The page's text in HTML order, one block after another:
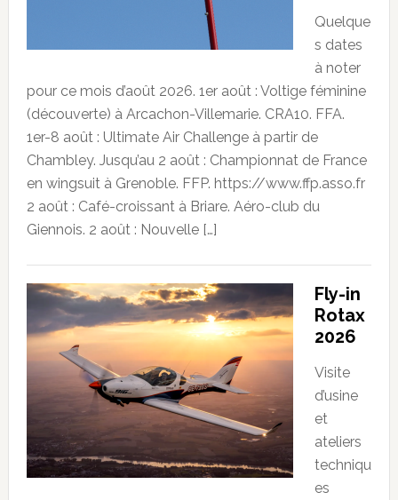
Quelque
s dates
à noter
pour ce mois d’août 2026. 1er août : Voltige féminine
(découverte) à Arcachon-Villemarie. CRA10. FFA.
1er-8 août : Ultimate Air Challenge à partir de
Chambley. Jusqu’au 2 août : Championnat de France
en wingsuit à Grenoble. FFP. https://www.ffp.asso.fr
2 août : Café-croissant à Briare. Aéro-club du
Giennois. 2 août : Nouvelle […]
Fly-in
Rotax
2026
Visite
d’usine
et
ateliers
techniqu
es